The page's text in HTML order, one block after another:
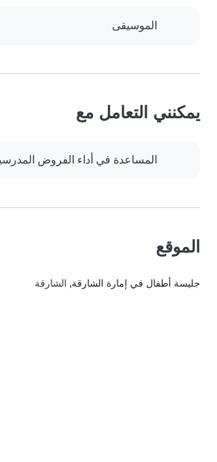
الموسيقى
يمكنني التعامل مع
المساعدة في أداء الفروض
الموقع
جليسة أطفال في إمارة الشارقة, الشارقة